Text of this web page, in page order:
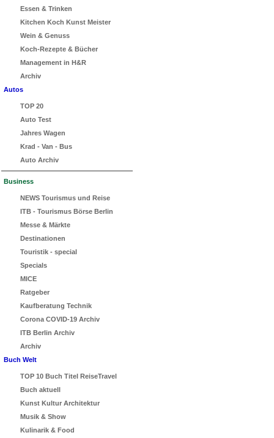
Essen & Trinken
Kitchen Koch Kunst Meister
Wein & Genuss
Koch-Rezepte & Bücher
Management in H&R
Archiv
Autos
TOP 20
Auto Test
Jahres Wagen
Krad - Van - Bus
Auto Archiv
Business
NEWS Tourismus und Reise
ITB - Tourismus Börse Berlin
Messe & Märkte
Destinationen
Touristik - special
Specials
MICE
Ratgeber
Kaufberatung Technik
Corona COVID-19 Archiv
ITB Berlin Archiv
Archiv
Buch Welt
TOP 10 Buch Titel ReiseTravel
Buch aktuell
Kunst Kultur Architektur
Musik & Show
Kulinarik & Food